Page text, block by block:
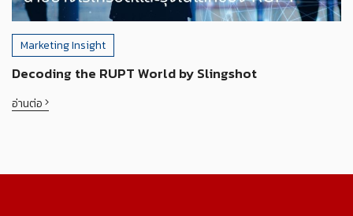
Marketing Insight
Decoding the RUPT World by Slingshot
อ่านต่อ